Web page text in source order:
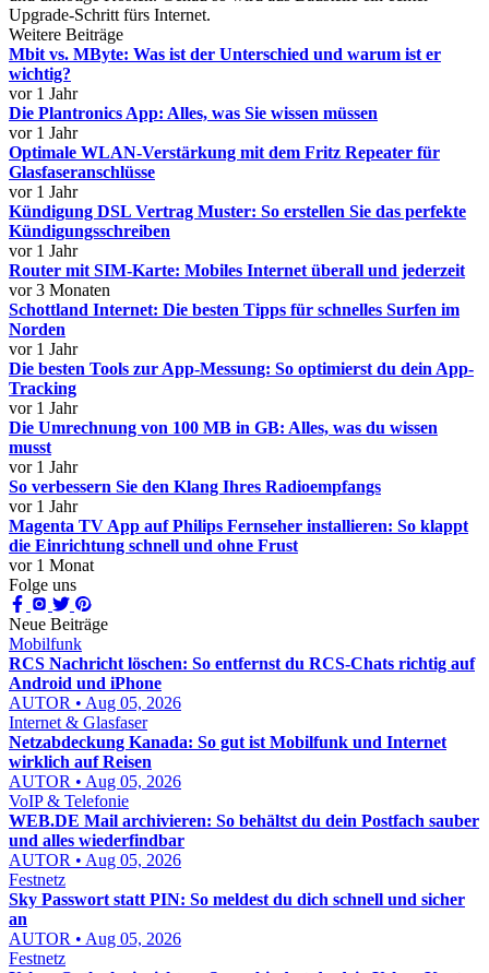
Upgrade-Schritt fürs Internet.
Weitere Beiträge
Mbit vs. MByte: Was ist der Unterschied und warum ist er
wichtig?
vor 1 Jahr
Die Plantronics App: Alles, was Sie wissen müssen
vor 1 Jahr
Optimale WLAN-Verstärkung mit dem Fritz Repeater für
Glasfaseranschlüsse
vor 1 Jahr
Kündigung DSL Vertrag Muster: So erstellen Sie das perfekte
Kündigungsschreiben
vor 1 Jahr
Router mit SIM-Karte: Mobiles Internet überall und jederzeit
vor 3 Monaten
Schottland Internet: Die besten Tipps für schnelles Surfen im
Norden
vor 1 Jahr
Die besten Tools zur App-Messung: So optimierst du dein App-
Tracking
vor 1 Jahr
Die Umrechnung von 100 MB in GB: Alles, was du wissen
musst
vor 1 Jahr
So verbessern Sie den Klang Ihres Radioempfangs
vor 1 Jahr
Magenta TV App auf Philips Fernseher installieren: So klappt
die Einrichtung schnell und ohne Frust
vor 1 Monat
Folge uns
Neue Beiträge
Mobilfunk
RCS Nachricht löschen: So entfernst du RCS-Chats richtig auf
Android und iPhone
AUTOR • Aug 05, 2026
Internet & Glasfaser
Netzabdeckung Kanada: So gut ist Mobilfunk und Internet
wirklich auf Reisen
AUTOR • Aug 05, 2026
VoIP & Telefonie
WEB.DE Mail archivieren: So behältst du dein Postfach sauber
und alles wiederfindbar
AUTOR • Aug 05, 2026
Festnetz
Sky Passwort statt PIN: So meldest du dich schnell und sicher
an
AUTOR • Aug 05, 2026
Festnetz